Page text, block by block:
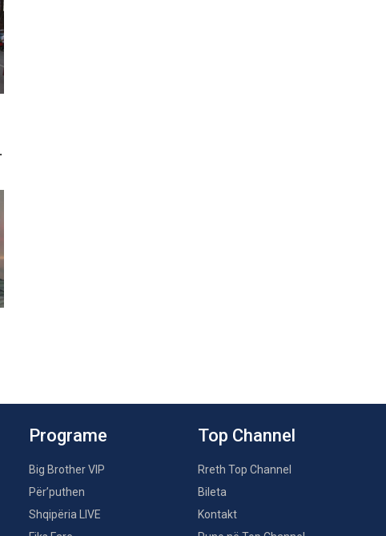
Programe
Big Brother VIP
Për’puthen
Shqipëria LIVE
Top Channel
Rreth Top Channel
Bileta
Kontakt